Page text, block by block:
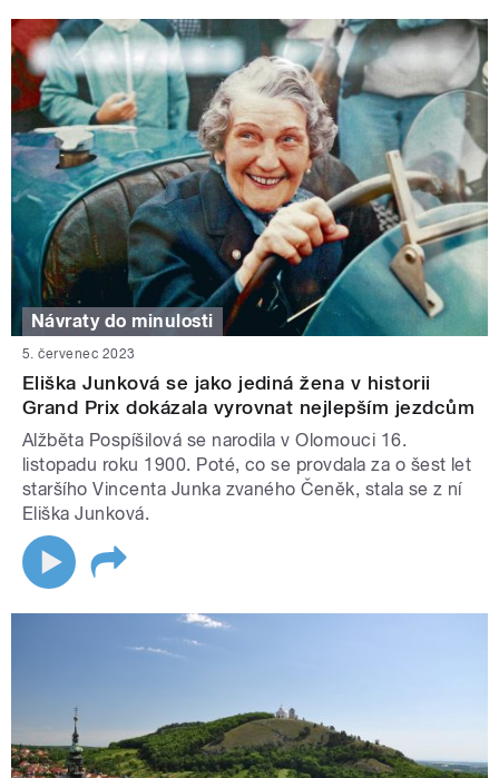
Návraty do minulosti
5. červenec 2023
Eliška Junková se jako jediná žena v historii
Grand Prix dokázala vyrovnat nejlepším jezdcům
Alžběta Pospíšilová se narodila v Olomouci 16.
listopadu roku 1900. Poté, co se provdala za o šest let
staršího Vincenta Junka zvaného Čeněk, stala se z ní
Eliška Junková.